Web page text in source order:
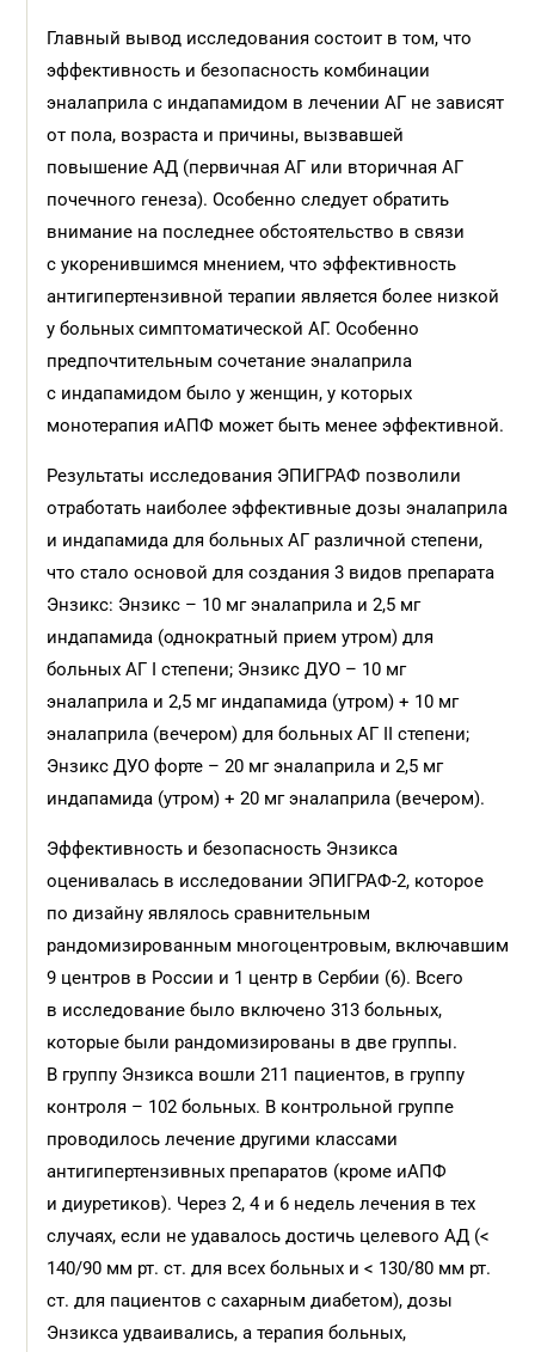
Главный вывод исследования состоит в том, что
эффективность и безопасность комбинации
эналаприла с индапамидом в лечении АГ не зависят
от пола, возраста и причины, вызвавшей
повышение АД (первичная АГ или вторичная АГ
почечного генеза). Особенно следует обратить
внимание на последнее обстоятельство в связи
с укоренившимся мнением, что эффективность
антигипертензивной терапии является более низкой
у больных симптоматической АГ. Особенно
предпочтительным сочетание эналаприла
с индапамидом было у женщин, у которых
монотерапия иАПФ может быть менее эффективной.
Результаты исследования ЭПИГРАФ позволили
отработать наиболее эффективные дозы эналаприла
и индапамида для больных АГ различной степени,
что стало основой для создания 3 видов препарата
Энзикс: Энзикс – 10 мг эналаприла и 2,5 мг
индапамида (однократный прием утром) для
больных АГ I степени; Энзикс ДУО – 10 мг
эналаприла и 2,5 мг индапамида (утром) + 10 мг
эналаприла (вечером) для больных АГ II степени;
Энзикс ДУО форте – 20 мг эналаприла и 2,5 мг
индапамида (утром) + 20 мг эналаприла (вечером).
Эффективность и безопасность Энзикса
оценивалась в исследовании ЭПИГРАФ-2, которое
по дизайну являлось сравнительным
рандомизированным многоцентровым, включавшим
9 центров в России и 1 центр в Сербии (6). Всего
в исследование было включено 313 больных,
которые были рандомизированы в две группы.
В группу Энзикса вошли 211 пациентов, в группу
контроля – 102 больных. В контрольной группе
проводилось лечение другими классами
антигипертензивных препаратов (кроме иАПФ
и диуретиков). Через 2, 4 и 6 недель лечения в тех
случаях, если не удавалось достичь целевого АД (<
140/90 мм рт. ст. для всех больных и < 130/80 мм рт.
ст. для пациентов с сахарным диабетом), дозы
Энзикса удваивались, а терапия больных,